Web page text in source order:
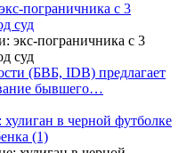
пограничника с 3
суд
(БВБ, IDB) предлагает
бывшего…
в черной футболке
(1)